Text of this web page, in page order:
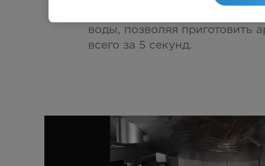
воды, позволяя приготовить
всего за 5 секунд.